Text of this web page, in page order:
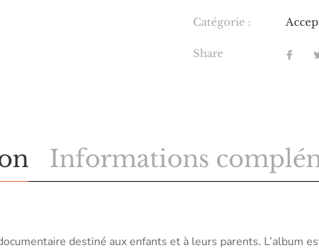
Catégorie :
Share
Informations
destiné aux enfants et à leurs parents. L’album